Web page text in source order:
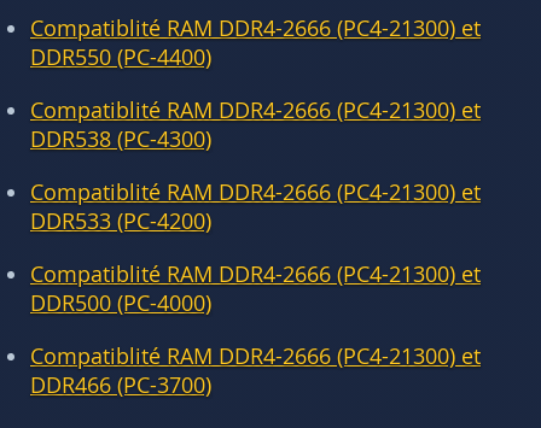
Compatiblité RAM DDR4-2666 (PC4-21300) et
DDR550 (PC-4400)
Compatiblité RAM DDR4-2666 (PC4-21300) et
DDR538 (PC-4300)
Compatiblité RAM DDR4-2666 (PC4-21300) et
DDR533 (PC-4200)
Compatiblité RAM DDR4-2666 (PC4-21300) et
DDR500 (PC-4000)
Compatiblité RAM DDR4-2666 (PC4-21300) et
DDR466 (PC-3700)